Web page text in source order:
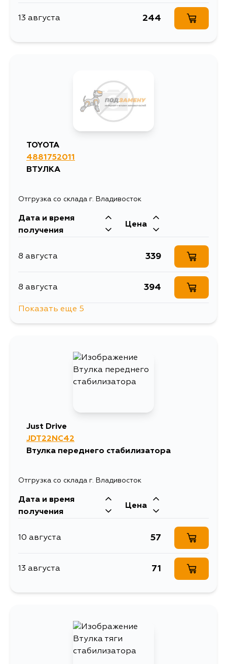
13 августа 244
TOYOTA
4881752011
ВТУЛКА
Отгрузка со склада г. Владивосток
Дата и время
получения
Цена
8 августа 339
8 августа 394
361
4 сентября
Показать еще 5
Just Drive
JDT22NC42
Втулка переднего стабилизатора
Отгрузка со склада г. Владивосток
Дата и время
получения
Цена
10 августа 57
13 августа 71